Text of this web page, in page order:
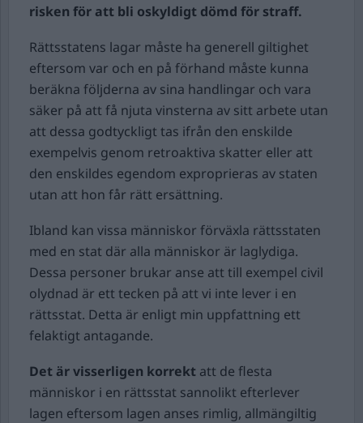
risken för att bli oskyldigt dömd för straff.
Rättsstatens lagar måste ha generell giltighet
eftersom var och en på förhand måste kunna
beräkna följderna av sina handlingar och vara
säker på att få njuta vinsterna av sitt arbete utan
att dessa godtyckligt tas ifrån den enskilde
exempelvis genom retroaktiva skatter eller att
den enskildes egendom exproprieras av staten
utan att hon får rätt ersättning.
Ibland kan vissa människor förväxla rättsstaten
med en stat där alla människor är laglydiga.
Dessa personer brukar anse att till exempel civil
olydnad är ett tecken på att vi inte lever i en
rättsstat. Detta är enligt min uppfattning ett
felaktigt antagande.
Det är visserligen korrekt att de flesta
människor i en rättsstat sannolikt efterlever
lagen eftersom lagen anses rimlig, allmängiltig